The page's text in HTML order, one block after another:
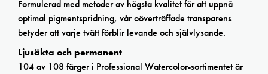
Formulerad med metoder av högsta kvalitet för att uppnå
optimal pigmentspridning, vår oöverträffade transparens
betyder att varje tvätt förblir levande och självlysande.
Ljusäkta och permanent
104 av 108 färger i Professional Watercolor-sortimentet är